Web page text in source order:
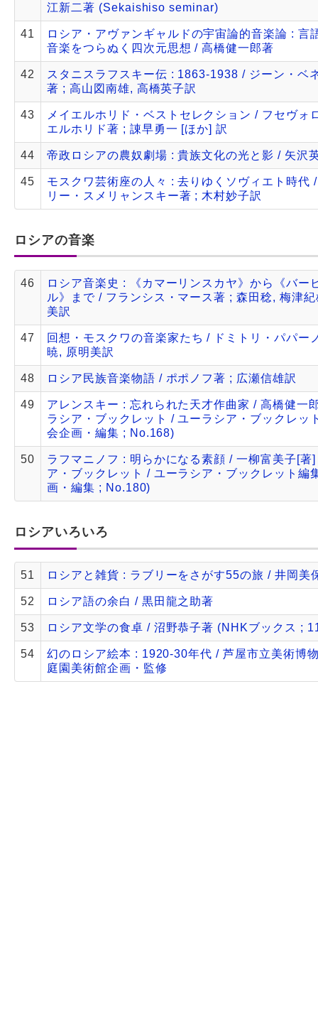
江新二著 (Sekaishiso seminar)
41
ロシア・アヴァンギャルドの宇宙論的音楽論 : 言
音楽をつらぬく四次元思想 / 高橋健一郎著
42
スタニスラフスキー伝 : 1863-1938 / ジーン・ベ
著 ; 高山図南雄, 高橋英子訳
43
メイエルホリド・ベストセレクション / フセヴォ
エルホリド著 ; 諌早勇一 [ほか] 訳
44 帝政ロシアの農奴劇場 : 貴族文化の光と影 / 矢沢
45
モスクワ芸術座の人々 : 去りゆくソヴィエト時代
リー・スメリャンスキー著 ; 木村妙子訳
ロシアの音楽
46
ロシア音楽史 : 《カマーリンスカヤ》から《バー
ル》まで / フランシス・マース著 ; 森田稔, 梅津
美訳
47
回想・モスクワの音楽家たち / ドミトリ・パパー
暁, 原明美訳
48 ロシア民族音楽物語 / ポポノフ著 ; 広瀬信雄訳
49
アレンスキー : 忘れられた天才作曲家 / 高橋健一
ラシア・ブックレット / ユーラシア・ブックレッ
会企画・編集 ; No.168)
50
ラフマニノフ : 明らかになる素顔 / 一柳富美子[著
ア・ブックレット / ユーラシア・ブックレット編
画・編集 ; No.180)
ロシアいろいろ
51 ロシアと雑貨 : ラブリーをさがす55の旅 / 井岡美
52 ロシア語の余白 / 黒田龍之助著
53 ロシア文学の食卓 / 沼野恭子著 (NHKブックス ;
54
幻のロシア絵本 : 1920-30年代 / 芦屋市立美術博
庭園美術館企画・監修